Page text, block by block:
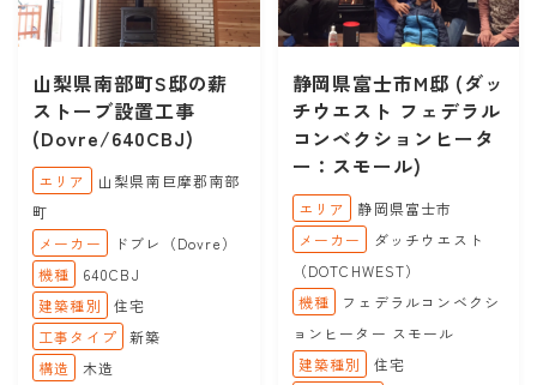
山梨県南部町S邸の薪
ストーブ設置工事
(Dovre/640CBJ)
エリア
山梨県南巨摩郡南部
町
メーカー
ドブレ（Dovre）
機種
640CBJ
建築種別
住宅
工事タイプ
新築
構造
木造
静岡県富士市M邸 (ダッ
チウエスト フェデラル
コンベクションヒータ
ー：スモール)
エリア
静岡県富士市
メーカー
ダッチウエスト
（DOTCHWEST）
機種
フェデラルコンベクシ
ョンヒーター スモール
建築種別
住宅